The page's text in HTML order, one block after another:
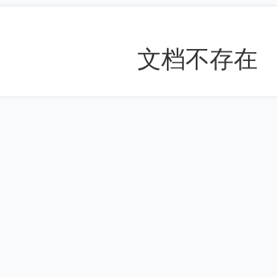
文档不存在